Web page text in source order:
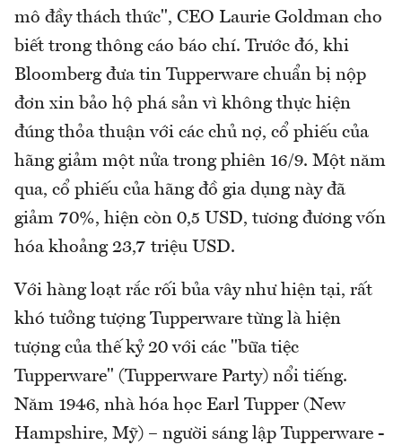
mô đầy thách thức", CEO Laurie Goldman cho
biết trong thông cáo báo chí. Trước đó, khi
Bloomberg đưa tin Tupperware chuẩn bị nộp
đơn xin bảo hộ phá sản vì không thực hiện
đúng thỏa thuận với các chủ nợ, cổ phiếu của
hãng giảm một nửa trong phiên 16/9. Một năm
qua, cổ phiếu của hãng đồ gia dụng này đã
giảm 70%, hiện còn 0,5 USD, tương đương vốn
hóa khoảng 23,7 triệu USD.
Với hàng loạt rắc rối bủa vây như hiện tại, rất
khó tưởng tượng Tupperware từng là hiện
tượng của thế kỷ 20 với các "bữa tiệc
Tupperware" (Tupperware Party) nổi tiếng.
Năm 1946, nhà hóa học Earl Tupper (New
Hampshire, Mỹ) – người sáng lập Tupperware -